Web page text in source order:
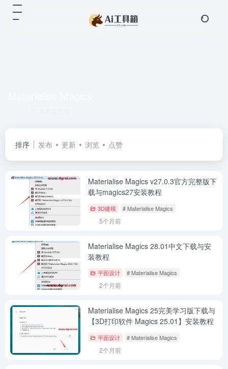
排序 发布 更新 浏览 点赞
Materialise Magics v27.0.3官方完整版下
载与magics27安装教程
3D建模 # Materialise Magics
5个月前
Materialise Magics 28.01中文下载与安
装教程
平面设计 # Materialise Magics
2个月前
Materialise Magics 25完美学习版下载与
【3D打印软件 Magics 25.01】安装教程
平面设计 # Materialise Magics
2个月前